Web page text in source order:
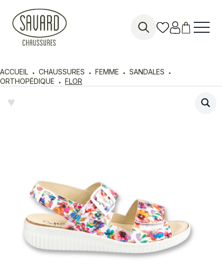
ACCUEIL CHAUSSURES FEMME
SANDALES
ORTHOPÉDIQUE
FLOR
♥︎